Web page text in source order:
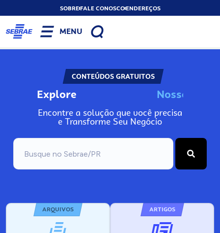
SOBREFALE CONOSCOENDEREÇOS
MENU
CONTEÚDOS GRATUITOS
Explore No
Encontre a solução que você precisa
e Transforme Seu Negócio
ARQUIVOS ARTIGOS